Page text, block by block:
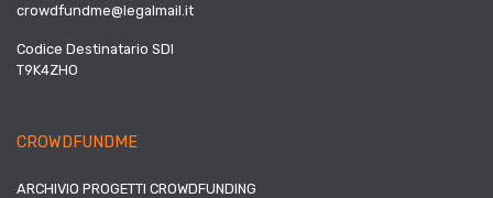
crowdfundme@legalmail.it
Codice Destinatario SDI
T9K4ZHO
CROWDFUNDME
ARCHIVIO PROGETTI CROWDFUNDING